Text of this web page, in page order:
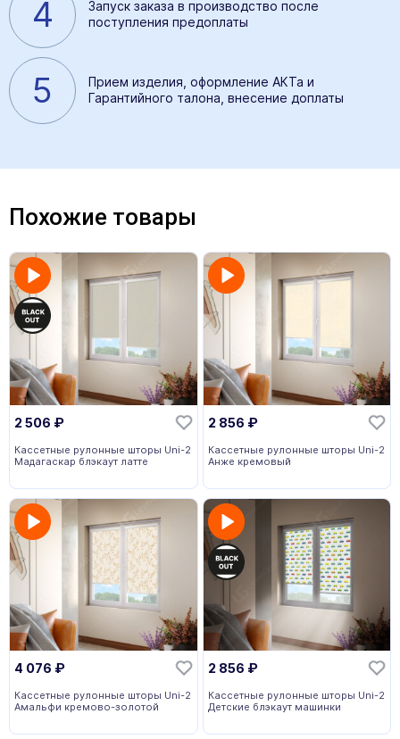
4
Запуск заказа в производство после
поступления предоплаты
5
Прием изделия, оформление АКТа и
Гарантийного талона, внесение доплаты
Похожие товары
2 506 ₽
Кассетные рулонные шторы Uni-2
Мадагаскар блэкаут латте
2 856 ₽
Кассетные рулонные шторы Uni-2
Анже кремовый
4 076 ₽
Кассетные рулонные шторы Uni-2
Амальфи кремово-золотой
2 856 ₽
Кассетные рулонные шторы Uni-2
Детские блэкаут машинки